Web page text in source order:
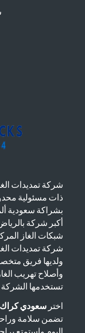
شركة تمديدات
بشراكة سعودية
أكبر شركة
شبكات الغاز
شركة تمديدات
ولديها فريق
وأصلاح تهريب
تستخدمها
اختر سعودي كراك
تضمن سلامة